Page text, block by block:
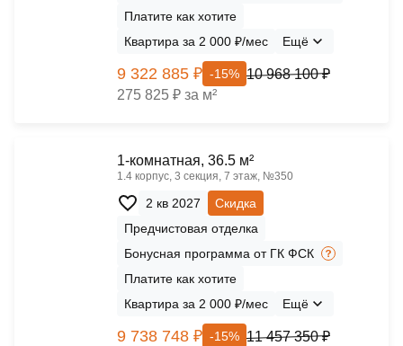
Платите как хотите
Квартира за 2 000 ₽/мес
Ещё
9 322 885 ₽ -15% 10 968 100 ₽
275 825 ₽ за м²
1-комнатная, 36.5 м²
1.4 корпус, 3 секция, 7 этаж, №350
2 кв 2027
Скидка
Предчистовая отделка
Бонусная программа от ГК ФСК
Платите как хотите
Квартира за 2 000 ₽/мес
Ещё
9 738 748 ₽ -15% 11 457 350 ₽